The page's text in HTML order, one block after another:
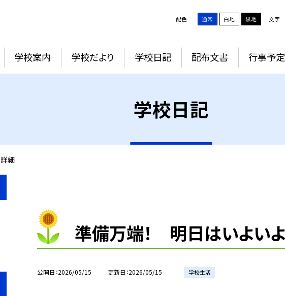
配色 通常 白地 黒地 文字
学校案内 学校だより 学校日記 配布文書 行事予定
学校日記
詳細
準備万端！ 明日はいよい
公開日 2026/05/15 更新日 2026/05/15 学校生活